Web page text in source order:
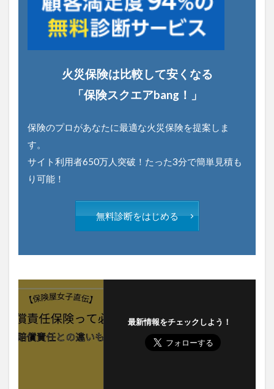
火災保険は比較して安くなる
「保険スクエアbang！」
保険のプロがあなたに最適な火災保険を提案しま
す。
サイト利用者650万人突破！たった3分で簡単見積も
り可能！
無料診断をはじめる
最新情報をチェックしよう！